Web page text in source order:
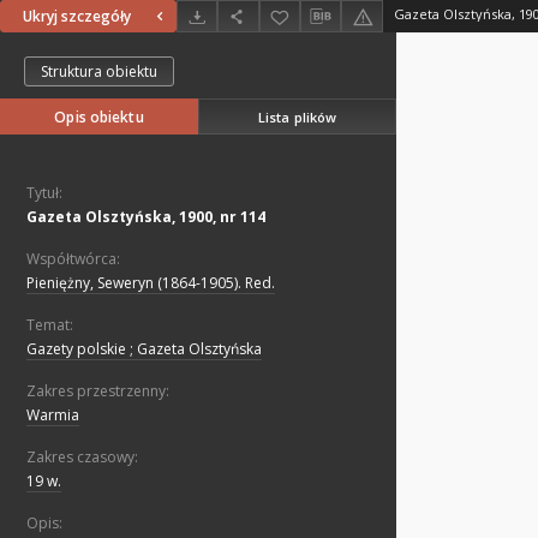
Ukryj szczegóły Gazeta Olsztyńska,
Struktura obiektu
Opis obiektu Lista plików
Tytuł:
Gazeta Olsztyńska, 1900, nr 114
Współtwórca:
Pieniężny, Seweryn (1864-1905). Red.
Temat:
Gazety polskie ; Gazeta Olsztyńska
Zakres przestrzenny:
Warmia
Zakres czasowy:
19 w.
Opis: